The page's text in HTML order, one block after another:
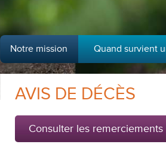
Notre mission Quand survient
AVIS DE DÉCÈS
Consulter les remerciements